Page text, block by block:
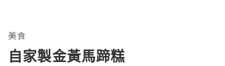
美食
自家製金黃馬蹄糕